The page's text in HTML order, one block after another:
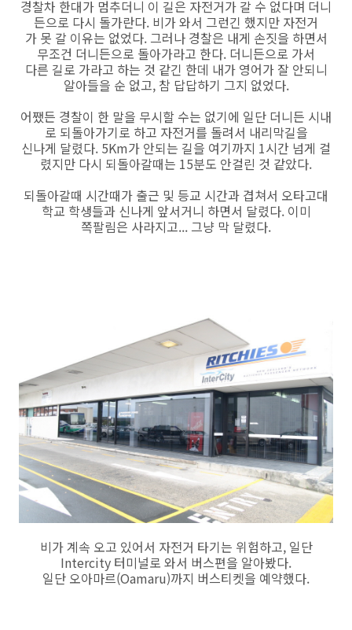
경찰차 한대가 멈추더니 이 길은 자전거가 갈 수 없다며 더니
든으로 다시 돌가란다. 비가 와서 그런긴 했지만 자전거
가 못 갈 이유는 없었다. 그러나 경찰은 내게 손짓을 하면서
무조건 더니든으로 돌아가라고 한다. 더니든으로 가서
다른 길로 가라고 하는 것 같긴 한데 내가 영어가 잘 안되니
알아들을 순 없고, 참 답답하기 그지 없었다.
어쨌든 경찰이 한 말을 무시할 수는 없기에 일단 더니든 시내
로 되돌아가기로 하고 자전거를 돌려서 내리막길을
신나게 달렸다. 5Km가 안되는 길을 여기까지 1시간 넘게 걸
렸지만 다시 되돌아갈때는 15분도 안걸린 것 같았다.
되돌아갈때 시간때가 출근 및 등교 시간과 겹쳐서 오타고대
학교 학생들과 신나게 앞서거니 하면서 달렸다. 이미
쪽팔림은 사라지고... 그냥 막 달렸다.
비가 계속 오고 있어서 자전거 타기는 위험하고, 일단
Intercity 터미널로 와서 버스편을 알아봤다.
일단 오아마르(Oamaru)까지 버스티켓을 예약했다.